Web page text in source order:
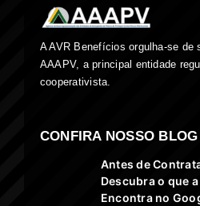
A AVR Benefícios orgulha-se de
AAAPV, a principal entidade
cooperativista.
CONFIRA NOSSO BLOG
Antes de
Descubra o que
Encontra no